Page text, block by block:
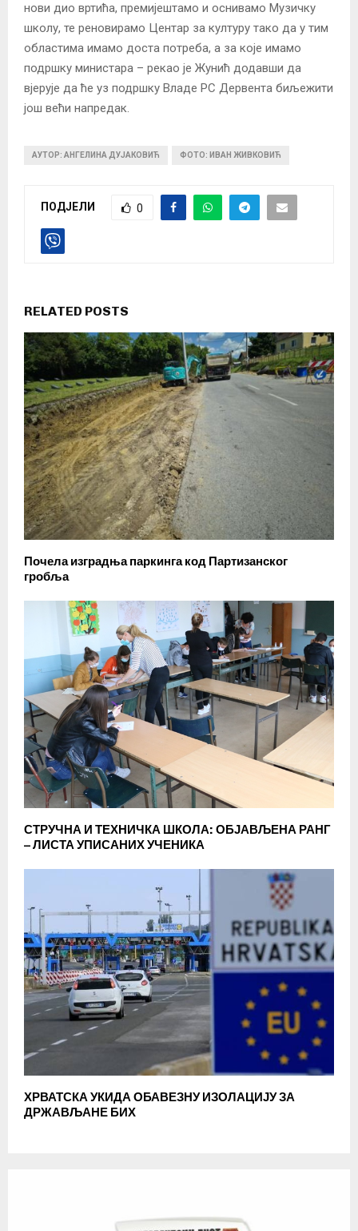
нови дио вртића, премијештамо и оснивамо Музичку
школу, те реновирамо Центар за културу тако да у тим
областима имамо доста потреба, а за које имамо
подршку министара – рекао је Жунић додавши да
вјерује да ће уз подршку Владе РС Дервента биљежити
још већи напредак.
АУТОР: АНГЕЛИНА ДУЈАКОВИЋ ФОТО: ИВАН ЖИВКОВИЋ
ПОДЈЕЛИ 0
RELATED POSTS
Почела изградња паркинга код Партизанског
гробља
СТРУЧНА И ТЕХНИЧКА ШКОЛА: ОБЈАВЉЕНА РАНГ
– ЛИСТА УПИСАНИХ УЧЕНИКА
ХРВАТСКА УКИДА ОБАВЕЗНУ ИЗОЛАЦИЈУ ЗА
ДРЖАВЉАНЕ БИХ